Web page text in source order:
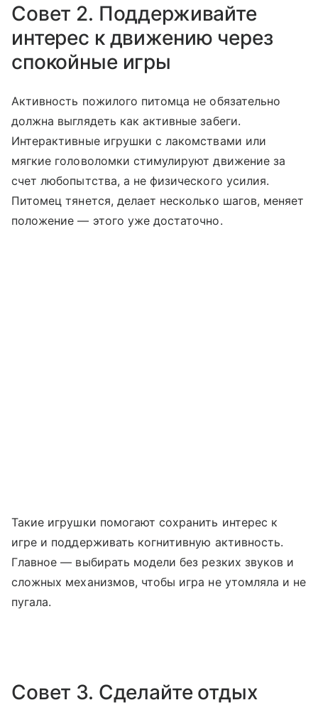
Совет 2. Поддерживайте
интерес к движению через
спокойные игры
Активность пожилого питомца не обязательно
должна выглядеть как активные забеги.
Интерактивные игрушки с лакомствами или
мягкие головоломки стимулируют движение за
счет любопытства, а не физического усилия.
Питомец тянется, делает несколько шагов, меняет
положение — этого уже достаточно.
Такие игрушки помогают сохранить интерес к
игре и поддерживать когнитивную активность.
Главное — выбирать модели без резких звуков и
сложных механизмов, чтобы игра не утомляла и не
пугала.
Совет 3. Сделайте отдых